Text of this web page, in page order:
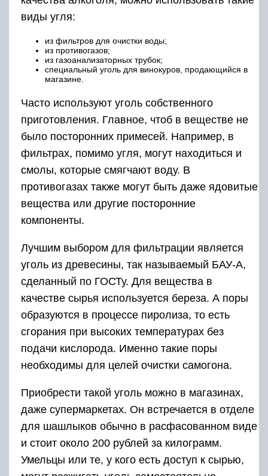
виды угля:
из фильтров для очистки воды;
из противогазов;
из газоанализаторных трубок;
специальный уголь для винокуров, продающийся в
магазине.
Часто используют уголь собственного
приготовления. Главное, чтоб в веществе не
было посторонних примесей. Например, в
фильтрах, помимо угля, могут находиться и
смолы, которые смягчают воду. В
противогазах также могут быть даже ядовитые
вещества или другие посторонние
компоненты.
Лучшим выбором для фильтрации является
уголь из древесины, так называемый БАУ-А,
сделанный по ГОСТу. Для вещества в
качестве сырья используется береза. А поры
образуются в процессе пиролиза, то есть
сгорания при высоких температурах без
подачи кислорода. Именно такие поры
необходимы для целей очистки самогона.
Приобрести такой уголь можно в магазинах,
даже супермаркетах. Он встречается в отделе
для шашлыков обычно в расфасованном виде
и стоит около 200 рублей за килограмм.
Умельцы или те, у кого есть доступ к сырью,